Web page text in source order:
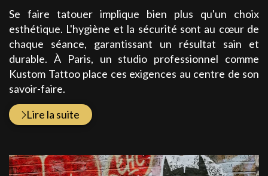
Se faire tatouer implique bien plus qu'un choix
esthétique. L'hygiène et la sécurité sont au cœur de
chaque séance, garantissant un résultat sain et
durable. À Paris, un studio professionnel comme
Kustom Tattoo place ces exigences au centre de son
savoir-faire.
Lire la suite